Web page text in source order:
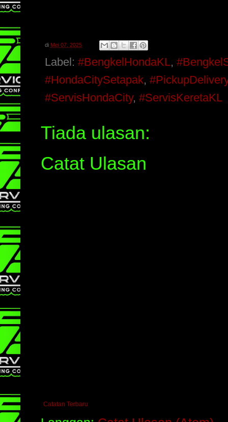
di Mei 07, 2025
Label: #BengkelHondaKL,
#HondaCitySetapak,
#ServisHondaCity, #ServisKeretaKL
Tiada ulasan:
Catat Ulasan
Catatan Terbaru